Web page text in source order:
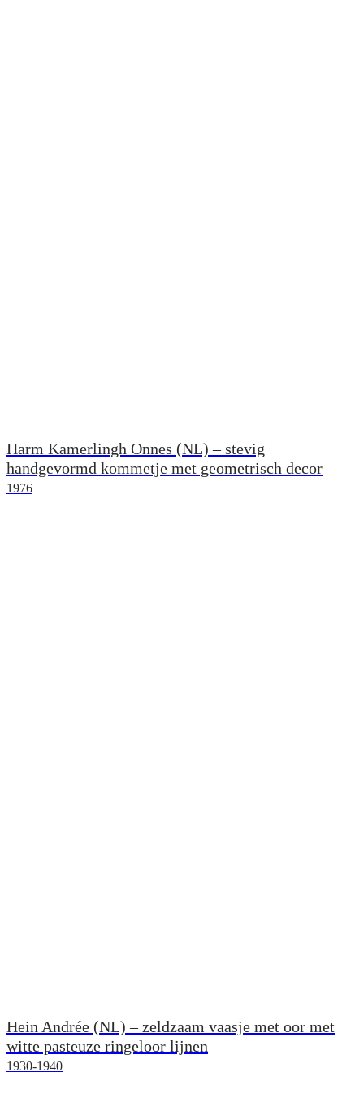
Harm Kamerlingh Onnes (NL) – stevig
handgevormd kommetje met geometrisch decor
1976
Hein Andrée (NL) – zeldzaam vaasje met oor met
witte pasteuze ringeloor lijnen
1930-1940